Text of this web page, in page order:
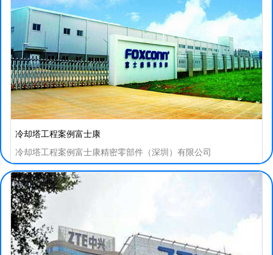
冷却塔工程案例富士康
冷却塔工程案例富士康精密零部件（深圳）有限公司